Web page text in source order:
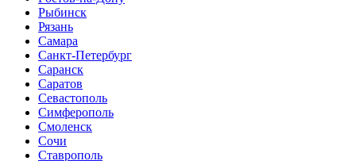
Рыбинск
Рязань
Самара
Санкт-Петербург
Саранск
Саратов
Севастополь
Симферополь
Смоленск
Сочи
Ставрополь